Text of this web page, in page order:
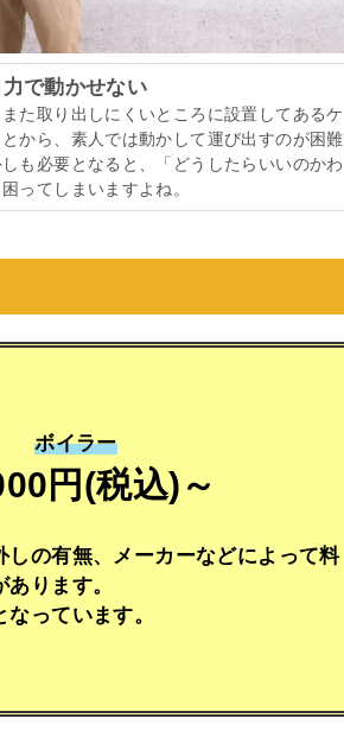
で動かせない
た取り出しにくいところに設置してあるケ
から、素人では動かして運び出すのが困難
も必要となると、「どうしたらいいのかわ
ってしまいますよね。
ボイラー
円(税込)～
の有無、メーカーなどによって料
ります。
っています。